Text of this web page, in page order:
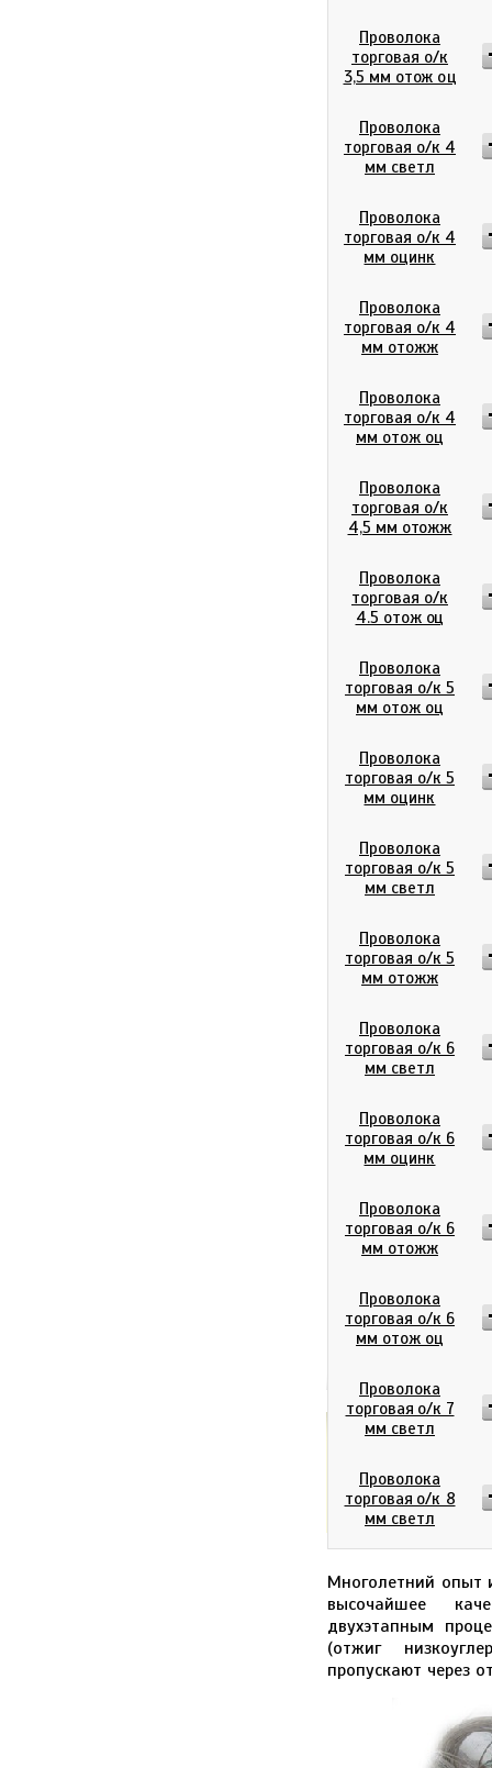
Проволока
торговая о/к
3,5 мм отож оц
Проволока
торговая о/к 4
мм светл
Проволока
торговая о/к 4
мм оцинк
Проволока
торговая о/к 4
мм отожж
Проволока
торговая о/к 4
мм отож оц
Проволока
торговая о/к
4,5 мм отожж
Проволока
торговая о/к
4.5 отож оц
Проволока
торговая о/к 5
мм отож оц
Проволока
торговая о/к 5
мм оцинк
Проволока
торговая о/к 5
мм светл
Проволока
торговая о/к 5
мм отожж
Проволока
торговая о/к 6
мм светл
Проволока
торговая о/к 6
мм оцинк
Проволока
торговая о/к 6
мм отожж
Проволока
торговая о/к 6
мм отож оц
Проволока
торговая о/к 7
мм светл
Проволока
торговая о/к 8
мм светл
Итого:
Многолетний опыт
высочайшее
двухэтапным
(отжиг
пропускают через